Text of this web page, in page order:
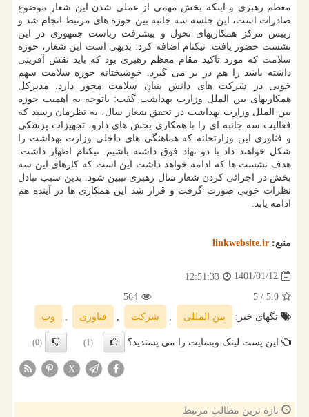
معظم رهبری و اینکه بخش مهمی از عملی شدن این شعار موضوع
صادرات است، این جلسه سه جانبه بین حوزه های مرتبط انجام شد و
رییس مرکز همکاریهای تحول و پیشرفت ریاست جمهوری در این
نشست حضور یافت. نیکنام اضافه کرد: بدیهی است این شعار، حوزه
سلامت که مورد تاکید مقام معظم رهبری بود که باید نقش آفرینی
داشته باشد را هم در بر می گیرد. خوشبختانه حوزه سلامت سهم
خوبی در شرکت های دانش بنیانِ سلامت محور دارد. مدیرکل
همکاریهای بین الملل وزارت بهداشت گفت: باتوجه به اهمیت حوزه
بین الملل وزارت بهداشت در تحقق شعار سال، به نظرمان رسید که
فعالیت سه جانبه ای را با همکاری بخش های دارو، تجهیزات پزشکی
و فناوری این وزارتخانه که هماهنگی های داخلی وزارت بهداشت را
شکل خواهند داد با دو نهاد فوق داشته باشیم. نیکنام اظهار داشت:
هدف نشست ها که ادامه خواهد داشت این است که کارهای این سه
بخش در اجرائی کردن شعار سال رهبری تببین شود. بدین سبب تبادل
نظرات خوبی صورت گرفت و قرار شد این همکاری ها در آینده هم
ادامه یابد.
منبع: linkwebsite.ir
1401/01/12
12:51:33
5.0
/ 5
564
تگهای خبر:
بین المللی , شركت , فناوری , وب
این پست لینک وبسایت را می پسندید؟ (1)
(0)
X
تازه ترین مطالب مرتبط